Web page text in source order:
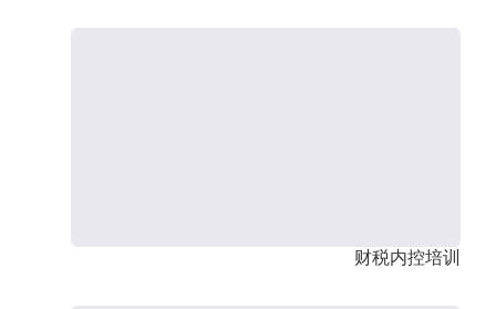
财税内控培训